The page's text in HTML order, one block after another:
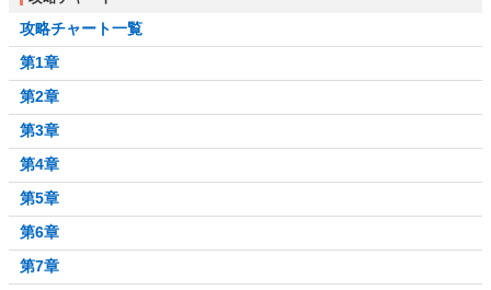
攻略チャート一覧
第1章
第2章
第3章
第4章
第5章
第6章
第7章